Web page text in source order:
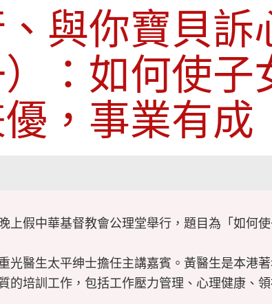
、與你寶貝
：如何使子
，事業有成
上假中華基督教會公理堂舉行，題目為「如何
光醫生太平绅士擔任主講嘉賓。黃醫生是本港
的培訓工作，包括工作壓力管理、心理健康、